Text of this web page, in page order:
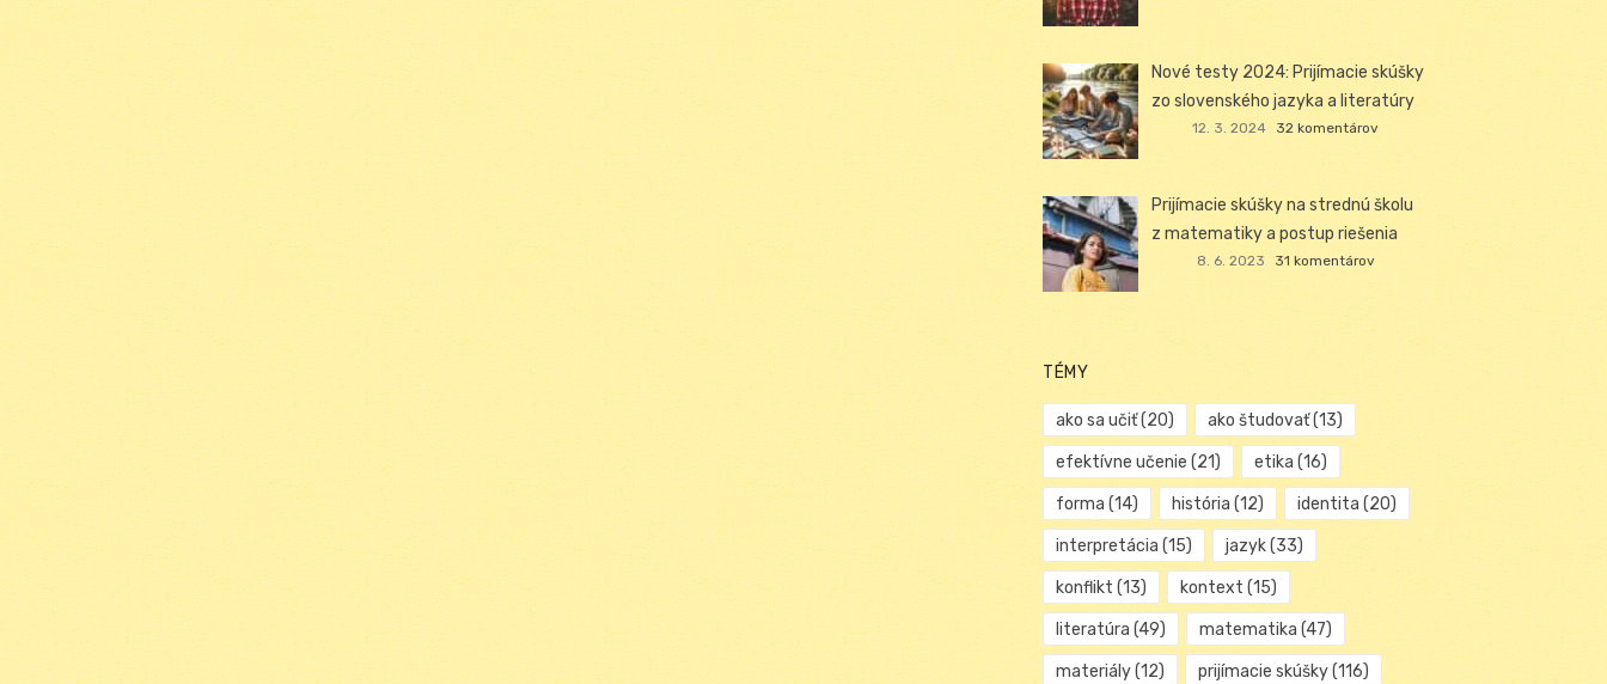
Nové testy 2024: Prijímacie skúšky
zo slovenského jazyka a literatúry
12. 3. 2024 32 komentárov
Prijímacie skúšky na strednú školu
z matematiky a postup riešenia
8. 6. 2023 31 komentárov
TÉMY
ako sa učiť(20) ako študovať(13)
efektívne učenie (21) etika (16)
forma (14) história (12) identita (20)
interpretácia (15) jazyk(33)
konflikt (13) kontext (15)
literatúra (49) matematika (47)
materiály(12) prijímacie skúšky(116)